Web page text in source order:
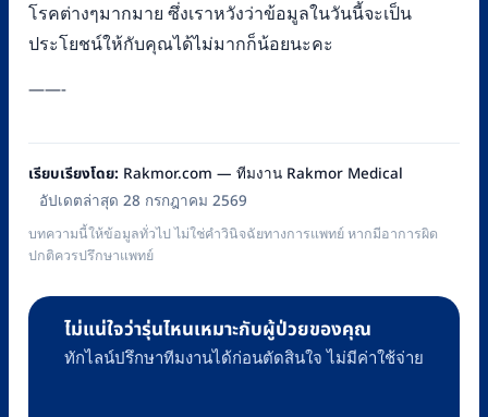
โรคต่างๆมากมาย ซึ่งเราหวังว่าข้อมูลในวันนี้จะเป็น
ประโยชน์ให้กับคุณได้ไม่มากก็น้อยนะคะ
——-
เรียบเรียงโดย: Rakmor.com — ทีมงาน Rakmor Medical
อัปเดตล่าสุด 28 กรกฎาคม 2569
บทความนี้ให้ข้อมูลทั่วไป ไม่ใช่คำวินิจฉัยทางการแพทย์ หากมีอาการผิด
ปกติควรปรึกษาแพทย์
ไม่แน่ใจว่ารุ่นไหนเหมาะกับผู้ป่วยของคุณ
ทักไลน์ปรึกษาทีมงานได้ก่อนตัดสินใจ ไม่มีค่าใช้จ่าย